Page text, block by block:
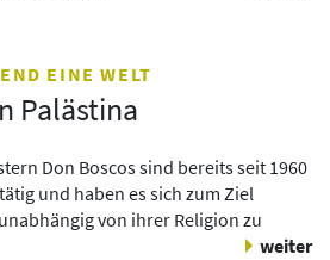
EINE WELT
Palästina
Don Boscos sind bereits seit 1960
und haben es sich zum Ziel
von ihrer Religion zu
weiter